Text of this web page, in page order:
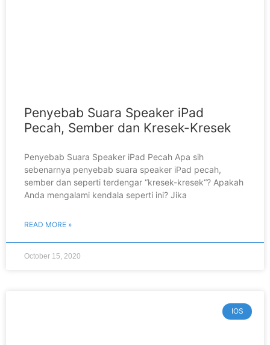
Penyebab Suara Speaker iPad
Pecah, Sember dan Kresek-Kresek
Penyebab Suara Speaker iPad Pecah Apa sih
sebenarnya penyebab suara speaker iPad pecah,
sember dan seperti terdengar “kresek-kresek“? Apakah
Anda mengalami kendala seperti ini? Jika
READ MORE »
October 15, 2020
IOS